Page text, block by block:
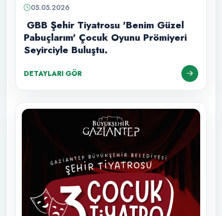
05.05.2026
GBB Şehir Tiyatrosu 'Benim Güzel
Pabuçlarım' Çocuk Oyunu Prömiyeri
Seyirciyle Buluştu.
DETAYLARI GÖR